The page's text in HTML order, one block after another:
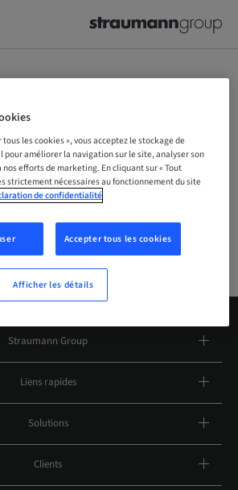
Straumann Group
Liens rapides
Solutions
Clients
tous les cookies », vous acceptez le stockage de
pour améliorer la navigation sur le site, analyser son
efforts de marketing. En cliquant sur « Tout
strictement nécessaires au fonctionnement du site
de confidentialité
Accepter tous les cookies
Afficher les détails